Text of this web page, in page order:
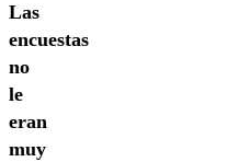
Las
encuestas
no
le
eran
muy